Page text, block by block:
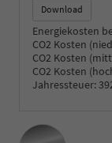
Download
Energiekosten
CO2 Kosten
CO2 Kosten
CO2 Kosten
Jahressteuer: